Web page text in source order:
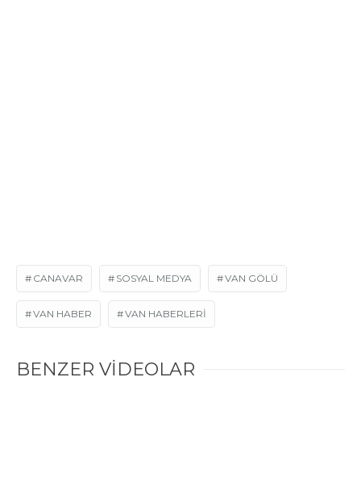
CANAVAR SOSYAL MEDYA VAN GÖLÜ
VAN HABER VAN HABERLERI
BENZER VİDEOLAR